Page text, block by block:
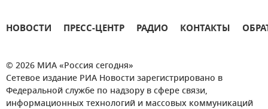
НОВОСТИ ПРЕСС-ЦЕНТР РАДИО КОНТАКТЫ
© 2026 МИА «Россия сегодня»
Сетевое издание РИА Новости зарегистрировано в
Федеральной службе по надзору в сфере связи,
информационных технологий и массовых коммуникаций